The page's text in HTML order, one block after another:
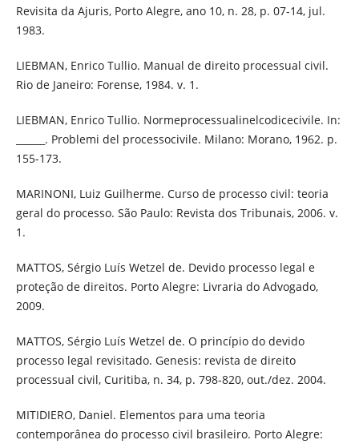
Revisita da Ajuris, Porto Alegre, ano 10, n. 28, p. 07-14, jul.
1983.
LIEBMAN, Enrico Tullio. Manual de direito processual civil.
Rio de Janeiro: Forense, 1984. v. 1.
LIEBMAN, Enrico Tullio. Normeprocessualinelcodicecivile. In:
______. Problemi del processocivile. Milano: Morano, 1962. p.
155-173.
MARINONI, Luiz Guilherme. Curso de processo civil: teoria
geral do processo. São Paulo: Revista dos Tribunais, 2006. v.
1.
MATTOS, Sérgio Luís Wetzel de. Devido processo legal e
proteção de direitos. Porto Alegre: Livraria do Advogado,
2009.
MATTOS, Sérgio Luís Wetzel de. O princípio do devido
processo legal revisitado. Genesis: revista de direito
processual civil, Curitiba, n. 34, p. 798-820, out./dez. 2004.
MITIDIERO, Daniel. Elementos para uma teoria
contemporânea do processo civil brasileiro. Porto Alegre: